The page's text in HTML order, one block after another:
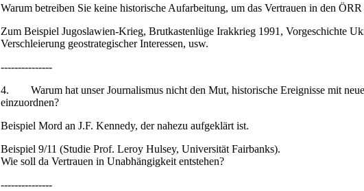
Warum betreiben Sie keine historische Aufarbeitung, um das Vertrauen in den
Zum Beispiel Jugoslawien-Krieg, Brutkastenlüge Irakkrieg 1991, Vorgeschichte
Verschleierung geostrategischer Interessen, usw.
---------------
4. Warum hat unser Journalismus nicht den Mut, historische Ereignisse mit
einzuordnen?
Beispiel Mord an J.F. Kennedy, der nahezu aufgeklärt ist.
Beispiel 9/11 (Studie Prof. Leroy Hulsey, Universität Fairbanks).
Wie soll da Vertrauen in Unabhängigkeit entstehen?
---------------